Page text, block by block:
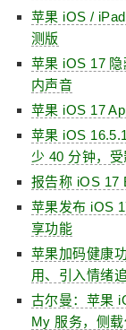
苹果 iOS /
测版
苹果 iOS 17
内声音
苹果 iOS 17
苹果 iOS
少 40 分钟，
报告称 iOS 17
苹果发布 iOS
享功能
苹果加码健康
用、引入情绪
古尔曼：苹果
My 服务，侧